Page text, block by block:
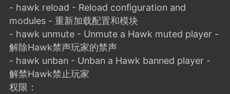
11 5.9k
潮涌核心
永久赞助者
24 23:37
- hawk reload - Reload configuration and
modules - 重新加载配置和模块
- hawk unmute - Unmute a Hawk muted player -
解除Hawk禁声玩家的禁声
- hawk unban - Unban a Hawk banned player -
解禁Hawk禁止玩家
权限：